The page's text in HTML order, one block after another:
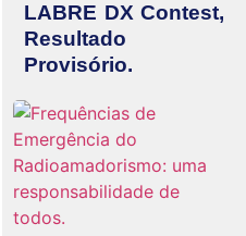
LABRE DX Contest,
Resultado
Provisório.